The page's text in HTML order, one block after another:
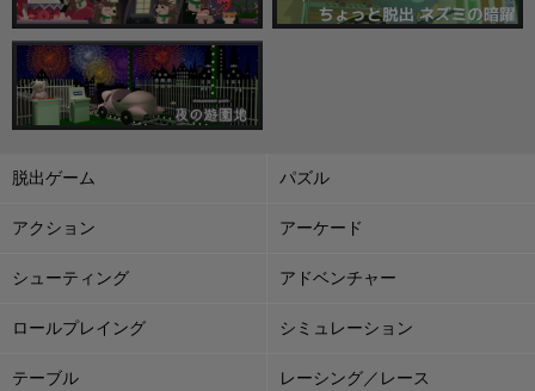
脱出ゲーム パズル
アクション アーケード
シューティング アドベンチャー
ロールプレイング シミュレーション
テーブル レーシング／レース